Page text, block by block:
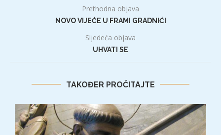
Prethodna objava
NOVO VIJEĆE U FRAMI GRADNIĆI
Sljedeća objava
UHVATI SE
TAKOĐER PROČITAJTE